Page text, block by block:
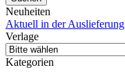
Neuheiten
Aktuell in der Auslieferung
Verlage
Kategorien